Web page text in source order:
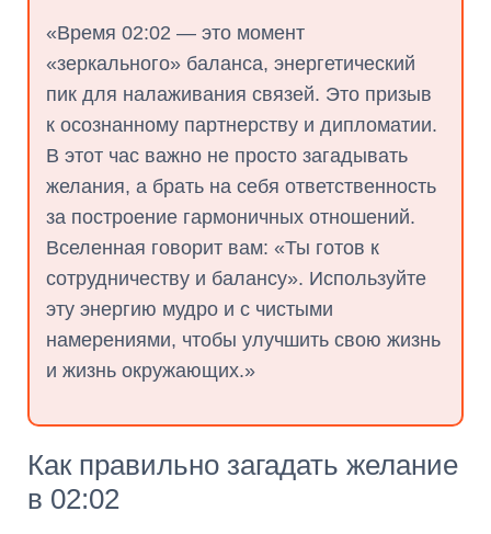
«Время 02:02 — это момент
«зеркального» баланса, энергетический
пик для налаживания связей. Это призыв
к осознанному партнерству и дипломатии.
В этот час важно не просто загадывать
желания, а брать на себя ответственность
за построение гармоничных отношений.
Вселенная говорит вам: «Ты готов к
сотрудничеству и балансу». Используйте
эту энергию мудро и с чистыми
намерениями, чтобы улучшить свою жизнь
и жизнь окружающих.»
Как правильно загадать желание
в 02:02